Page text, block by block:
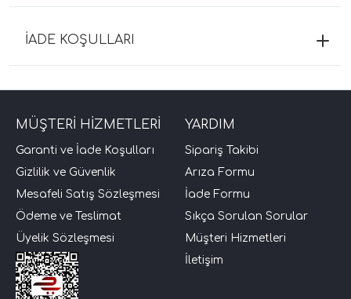
İADE KOŞULLARI
MÜŞTERİ HİZMETLERİ
Garanti ve İade Koşulları
Gizlilik ve Güvenlik
Mesafeli Satış Sözleşmesi
Ödeme ve Teslimat
Üyelik Sözleşmesi
YARDIM
Sipariş Takibi
Arıza Formu
İade Formu
Sıkça Sorulan Sorular
Müşteri Hizmetleri
İletişim